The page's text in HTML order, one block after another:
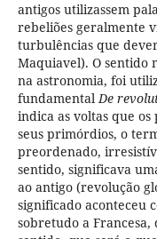
antigos utilizassem
rebeliões geralmente
turbulências que
Maquiavel). O sentido
na astronomia, foi
fundamentalDe
indica as voltas que
seus primórdios, o
preordenado,
sentido, significava
ao antigo (revolução
significado aconteceu
sobretudo a